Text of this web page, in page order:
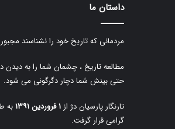
داستان ما
مردمانی که تاریخ خود را نشناسند
مطالعه تاریخ ، چشمان شما را به دیدن
حتی بینش شما دچار دگرگونی می شود.
تارنگار پارسیان دژ از ۱ فروردین ۱۳۹۱
به
گرامی قرار گرفت.